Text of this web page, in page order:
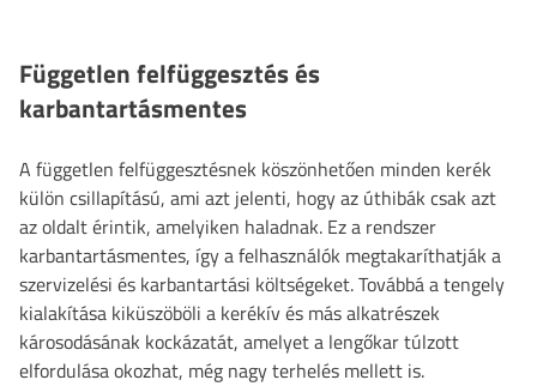
Független felfüggesztés és
karbantartásmentes
A független felfüggesztésnek köszönhetően minden kerék
külön csillapítású, ami azt jelenti, hogy az úthibák csak azt
az oldalt érintik, amelyiken haladnak. Ez a rendszer
karbantartásmentes, így a felhasználók megtakaríthatják a
szervizelési és karbantartási költségeket. Továbbá a tengely
kialakítása kiküszöböli a kerékív és más alkatrészek
károsodásának kockázatát, amelyet a lengőkar túlzott
elfordulása okozhat, még nagy terhelés mellett is.